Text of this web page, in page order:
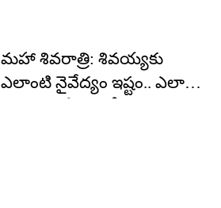
మ‌హా శివ‌రాత్రి: శివ‌య్య‌కు
ఎలాంటి నైవేద్యం ఇష్టం.. ఎలా